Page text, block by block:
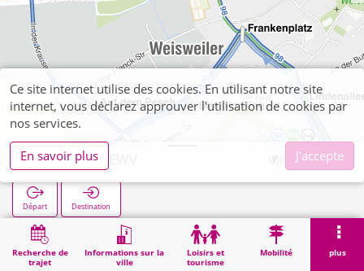
Recherche de
trajet
Informations sur la
ville
Loisirs et
tourisme
Mobilité plus
Weisweiler EWV
Départ Destination
Démarrage Weisweiler EWV
Ce site internet utilise des cookies. En utilisant notre site
internet, vous déclarez approuver l'utilisation de cookies par
nos services.
En savoir plus
J'accepte